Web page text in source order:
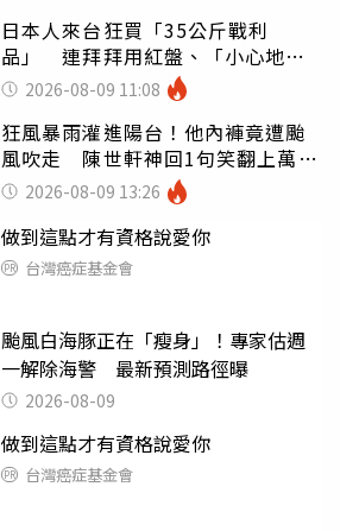
日本人來台狂買「35公斤戰利
品」 連拜拜用紅盤、「小心地
滑」告示牌也帶回家
2026-08-09 11:08
狂風暴雨灌進陽台！他內褲竟遭颱
風吹走 陳世軒神回1句笑翻上萬網
友 2026-08-09 13:26
做到這點才有資格說愛你
台灣癌症基金會
颱風白海豚正在「瘦身」！專家估週
一解除海警 最新預測路徑曝
2026-08-09
做到這點才有資格說愛你
台灣癌症基金會